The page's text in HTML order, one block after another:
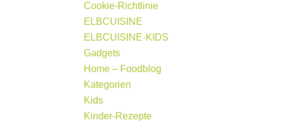
Cookie-Richtlinie
ELBCUISINE
ELBCUISINE-KIDS
Gadgets
Home – Foodblog
Kategorien
Kids
Kinder-Rezepte